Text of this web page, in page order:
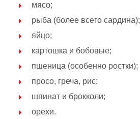
мясо;
рыба (более всего сардина);
яйцо;
картошка и бобовые;
пшеница (особенно ростки);
просо, греча, рис;
шпинат и брокколи;
орехи.